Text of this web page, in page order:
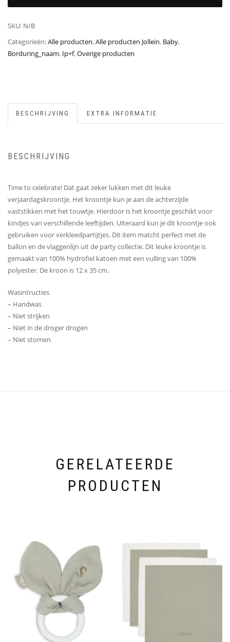
SKU: N/B
Categorieën:Alle producten,Alle producten Jollein, Baby,
Borduring_naam, Ip+f,Overige producten
BESCHRIJVING EXTRA INFORMATIE
BESCHRIJVING
Time to celebrate! Dat gaat zeker lukken met dit leuke
verjaardagskroontje. Het kroontje kun je aan de achterzijde
vaststikken met het touwtje. Hierdoor is het kroontje geschikt voor
kindjes van verschillende leeftijden. Uiteraard kun je dit kroontje ook
gebruiken voor verkleedpartijtjes. Dit item matcht perfect met de
ballon en de vlaggenlijn uit de party collectie. Dit leuke kroontje is
gemaakt van 100% hydrofiel katoen met een vulling van 100%
polyester. De kroon is 12 x 35 cm.
Wasintructies
– Handwas
– Niet strijken
– Niet in de droger drogen
– Niet stomen
GERELATEERDE
PRODUCTEN